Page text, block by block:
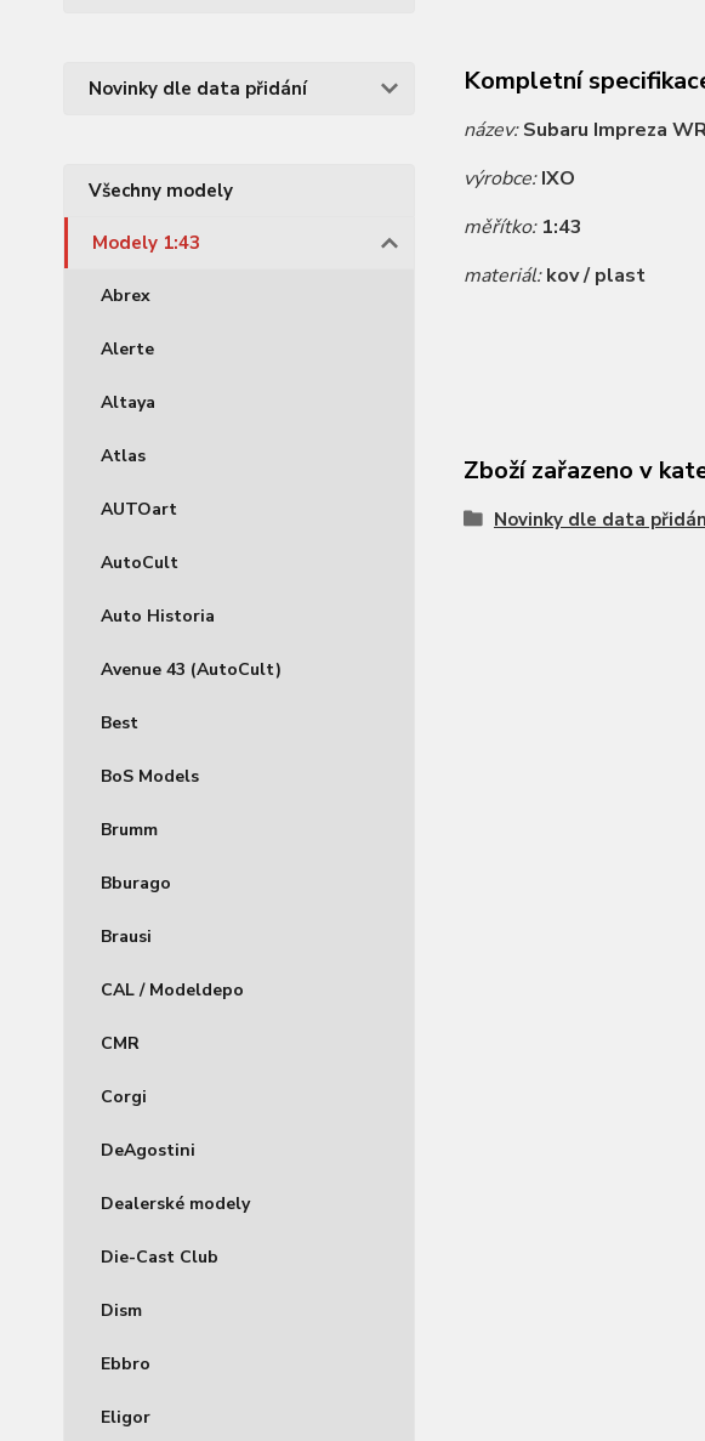
Novinky dle data přidání
Všechny modely
Modely 1:43
Abrex
Alerte
Altaya
Atlas
AUTOart
AutoCult
Auto Historia
Avenue 43 (AutoCult)
Best
BoS Models
Brumm
Bburago
Brausi
CAL / Modeldepo
CMR
Corgi
DeAgostini
Dealerské modely
Die-Cast Club
Dism
Ebbro
Eligor
Kompletní
název:Subaru Impreza
výrobce:IXO
měřítko: 1:43
materiál:kov / plast
Zboží zařazeno v
Novinky dle data